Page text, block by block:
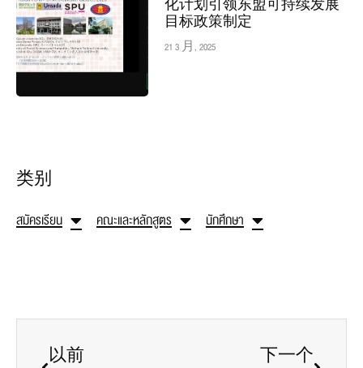
化计划引领东盟可持续发展
目标政策制定
21 3 月, 2025
类别
สมัครเรียน คณะและหลักสูตร นักศึกษา
以前 下一个